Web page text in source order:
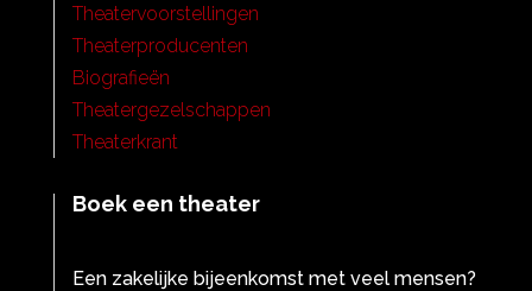
Theatervoorstellingen
Theaterproducenten
Biografieën
Theatergezelschappen
Theaterkrant
Boek een theater
Een zakelijke bijeenkomst met veel mensen?